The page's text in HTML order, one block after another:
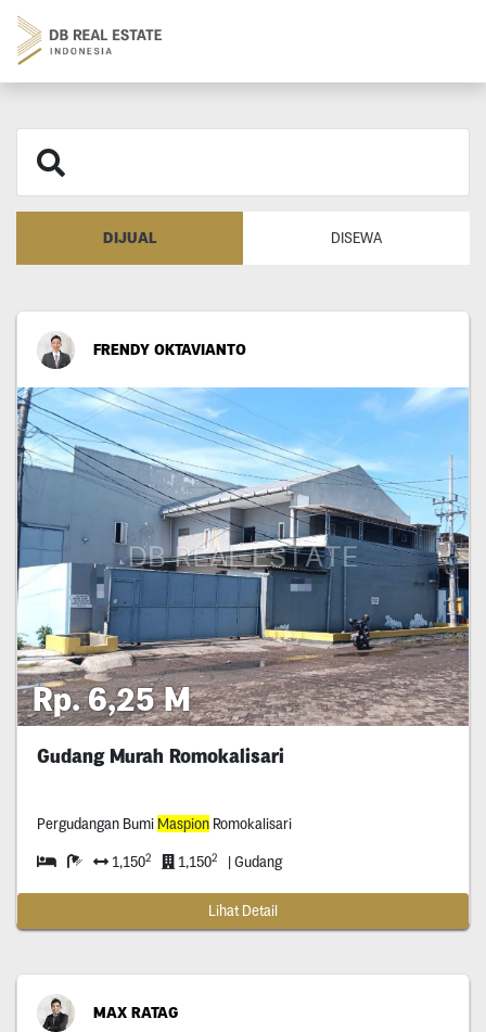
DIJUAL DISEWA
FRENDY OKTAVIANTO
Rp. 6,25 M
Gudang Murah Romokalisari
Pergudangan Bumi MaspionRomokalisari
1,1502 1,1502 | Gudang
Lihat Detail
MAX RATAG